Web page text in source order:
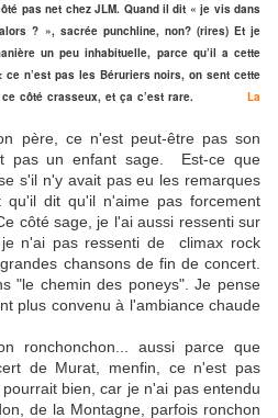
pas net chez JLM. Quand il dit « je vis dans
? », sacrée punchline, non? (rires) Et je
un peu inhabituelle, parce qu’il a cette
n’est pas les Béruriers noirs, on sent cette
ce côté crasseux, et ça c’est rare. La
père, ce n'est peut-être pas son
pas un enfant sage. Est-ce que
s'il n'y avait pas eu les remarques
dit qu'il n'aime pas forcement
côté sage, je l'ai aussi ressenti sur
n'ai pas ressenti de climax rock
chansons de fin de concert.
"le chemin des poneys". Je pense
plus convenu à l'ambiance chaude
ronchonchon... aussi parce que
de Murat, menfin, ce n'est pas
bien, car je n'ai pas entendu
de la Montagne, parfois ronchon